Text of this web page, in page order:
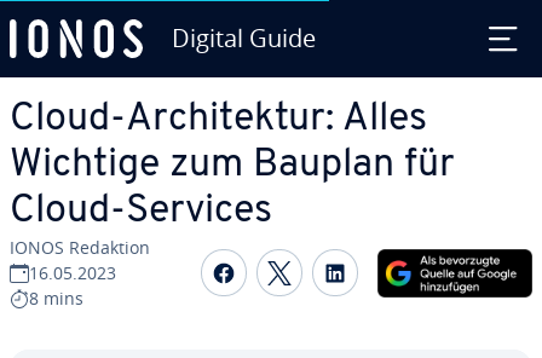
Digital Guide
Cloud-Ar­chi­tek­tur: Alles
Wichtige zum Bauplan für
Cloud-Services
IONOS Redaktion
16.05.2023
8 mins
Auf Facebook teilen
Auf Twitter teilen
Auf LinkedIn